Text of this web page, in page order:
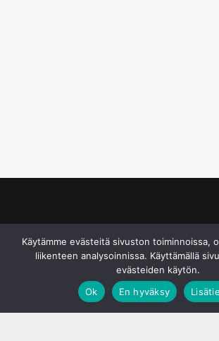
Käytämme evästeitä sivuston toiminnoissa,
liikenteen analysoinnissa. Käyttämällä
evästeiden käytön.
Ok
En hyväksy